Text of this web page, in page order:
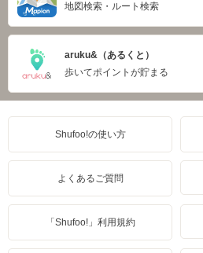
地図検索・ルート検索
aruku&（あるくと）
歩いてポイントが貯まる
Shufoo!の使い方
よくあるご質問
「Shufoo!」利用規約